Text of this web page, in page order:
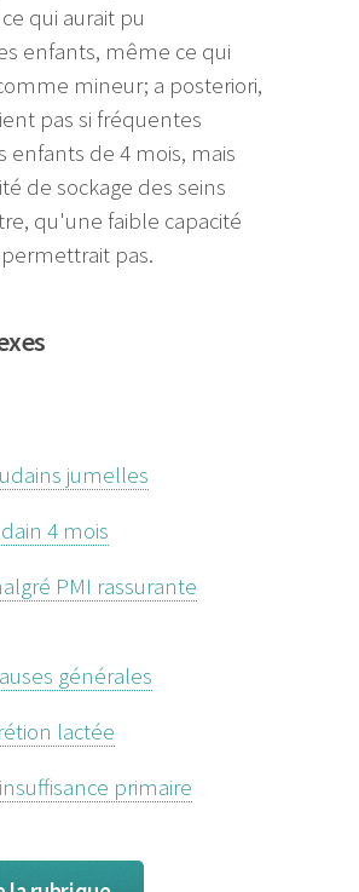
qui aurait pu
enfants, même ce qui
mineur; a posteriori,
pas si fréquentes
enfants de 4 mois, mais
de sockage des seins
qu'une faible capacité
pas.
jumelles
4 mois
PMI rassurante
générales
lactée
primaire